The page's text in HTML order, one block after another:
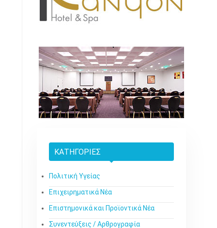
ΚΑΤΗΓΟΡΊΕΣ
Πολιτική Υγείας
Επιχειρηματικά Νέα
Επιστημονικά και Προϊοντικά Νέα
Συνεντεύξεις / Αρθρογραφία